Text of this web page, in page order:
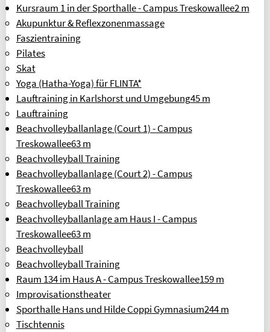
Kursraum 1 in der Sporthalle - Campus Treskowallee2 m
Akupunktur & Reflexzonenmassage
Faszientraining
Pilates
Skat
Yoga (Hatha-Yoga) für FLINTA*
Lauftraining in Karlshorst und Umgebung45 m
Lauftraining
Beachvolleyballanlage (Court 1) - Campus
Treskowallee63 m
Beachvolleyball Training
Beachvolleyballanlage (Court 2) - Campus
Treskowallee63 m
Beachvolleyball Training
Beachvolleyballanlage am Haus I - Campus
Treskowallee63 m
Beachvolleyball
Beachvolleyball Training
Raum 134 im Haus A - Campus Treskowallee159 m
Improvisationstheater
Sporthalle Hans und Hilde Coppi Gymnasium244 m
Tischtennis